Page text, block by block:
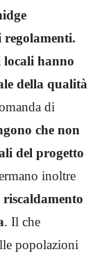
locali hanno
della qualità
di
che non
del progetto
inoltre
. Il che
popolazioni